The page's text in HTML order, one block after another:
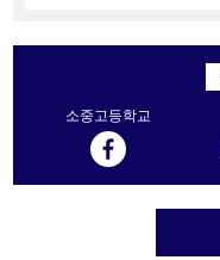
소중고등학교